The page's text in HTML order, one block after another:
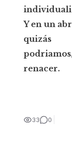
Y en un
quizás
renacer.
33 0